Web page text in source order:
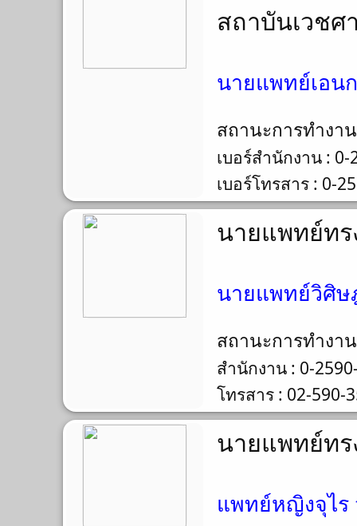
สถาบันเวช
นายแพทย์เอน
สถานะการทำงา
เบอร์สำนักงาน :
เบอร์โทรสาร : 0-
นายแพทย์ท
นายแพทย์วิศิษ
สถานะการทำงา
สำนักงาน : 0-
โทรสาร : 02-590-
นายแพทย์ท
แพทย์หญิงจุไร